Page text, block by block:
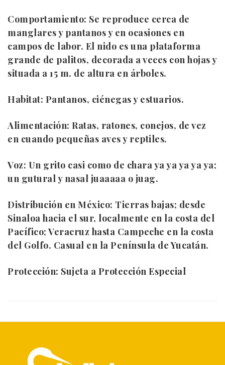
Comportamiento: Se reproduce cerca de
manglares y pantanos y en ocasiones en
campos de labor. El nido es una plataforma
grande de palitos, decorada a veces con hojas y
situada a 15 m. de altura en árboles.
Habitat: Pantanos, ciénegas y estuarios.
Alimentación: Ratas, ratones, conejos, de vez
en cuando pequeñas aves y reptiles.
Voz: Un grito casi como de chara ya ya ya ya ya;
un gutural y nasal juaaaaa o juag.
Distribución en México: Tierras bajas; desde
Sinaloa hacia el sur, localmente en la costa del
Pacífico; Veracruz hasta Campeche en la costa
del Golfo. Casual en la Península de Yucatán.
Protección: Sujeta a Protección Especial